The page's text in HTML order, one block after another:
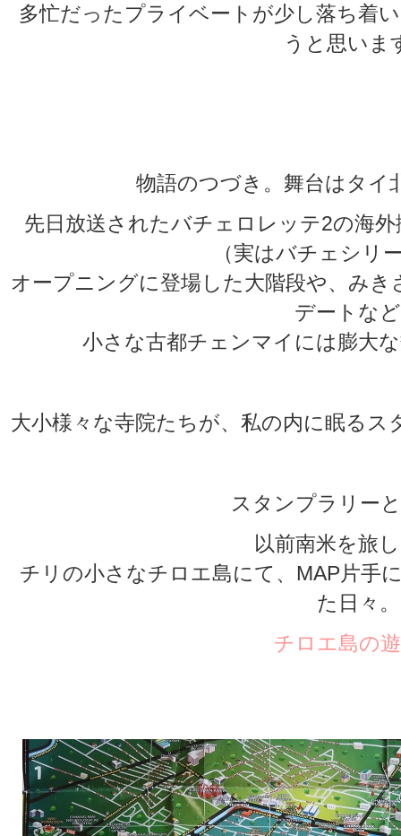
多忙だったプライベートが少し落ち着
うと思いま
物語のつづき。舞台はタイ
先日放送されたバチェロレッテ2の海
（実はバチェシリ
オープニングに登場した大階段や、み
デートな
小さな古都チェンマイには膨大
大小様々な寺院たちが、私の内に眠る
スタンプラリー
以前南米を旅
チリの小さなチロエ島にて、MAP片手
た日々。
チロエ島の